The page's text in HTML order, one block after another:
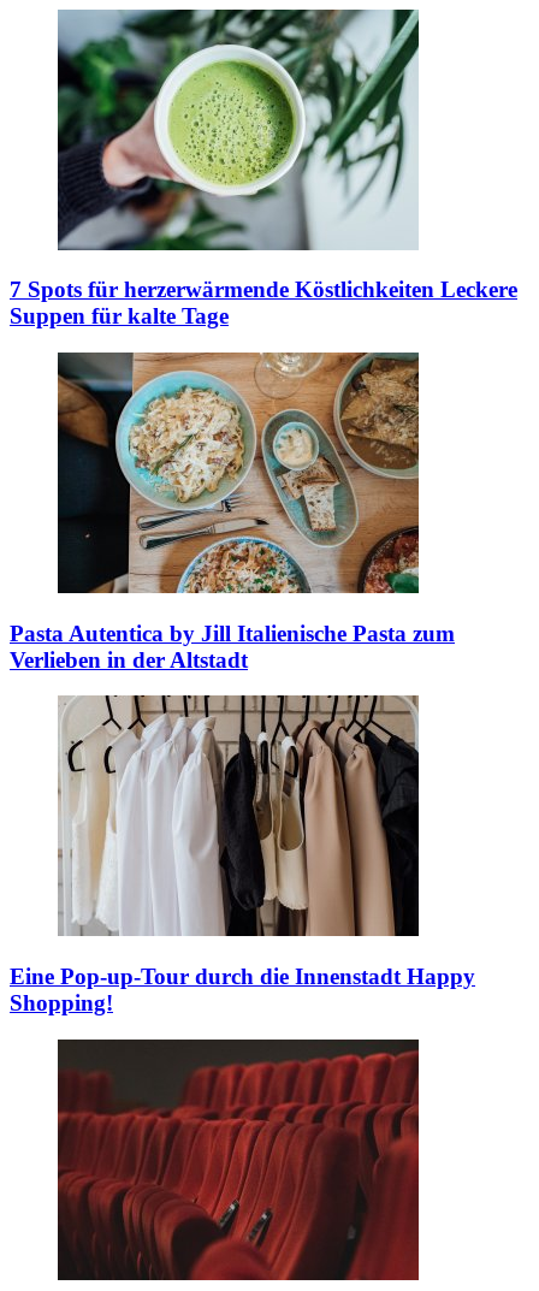
7 Spots für herzerwärmende Köstlichkeiten Leckere
Suppen für kalte Tage
Pasta Autentica by Jill Italienische Pasta zum
Verlieben in der Altstadt
Eine Pop-up-Tour durch die Innenstadt Happy
Shopping!